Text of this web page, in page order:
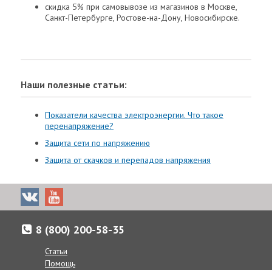
скидка 5% при самовывозе из магазинов в Москве,
Санкт-Петербурге, Ростове-на-Дону, Новосибирске.
Наши полезные статьи:
Показатели качества электроэнергии. Что такое
перенапряжение?
Защита сети по напряжению
Защита от скачков и перепадов напряжения
8 (800) 200-58-35
Статьи
Помощь